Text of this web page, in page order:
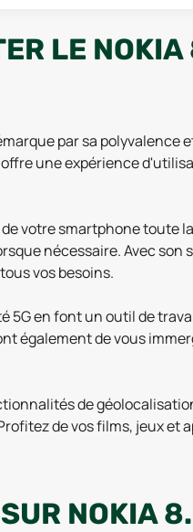
LE
par sa
une expérience
votre smartphone
nécessaire. Avec
vos besoins.
en font un outil de
également de vous
de
de vos films, jeux
SUR NOKIA